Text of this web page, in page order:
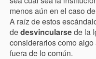
menos aún en el caso
A raíz de estos
dedesvincularsede la
considerarlos como
fuera de lo común.